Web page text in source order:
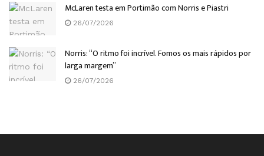
McLaren testa em Portimão com Norris e Piastri
26/07/2026
Norris: “O ritmo foi incrível. Fomos os mais rápidos por
larga margem”
26/07/2026